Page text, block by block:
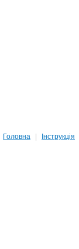
Головна Інструкція